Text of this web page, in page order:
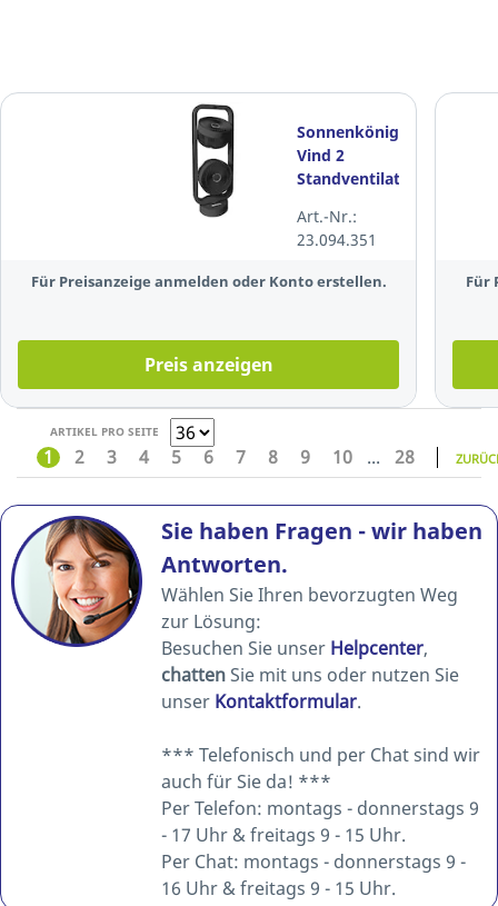
Sonnenkönig
Vind 2
Standventilator
Fernbedienung,
schwarz
Art.-Nr.:
23.094.351
Für Preisanzeige anmelden oder Konto erstellen.
Preis anzeigen
Für
ARTIKEL PRO SEITE
1 2 3 4 5 6 7 8 9 10 ... 28
Sie haben Fragen - wir haben
Antworten.
Wählen Sie Ihren bevorzugten Weg
zur Lösung:
Besuchen Sie unser Helpcenter,
chattenSie mit uns oder nutzen Sie
unser Kontaktformular.
*** Telefonisch und per Chat sind wir
auch für Sie da! ***
Per Telefon: montags - donnerstags 9
- 17 Uhr & freitags 9 - 15 Uhr.
Per Chat: montags - donnerstags 9 -
16 Uhr & freitags 9 - 15 Uhr.